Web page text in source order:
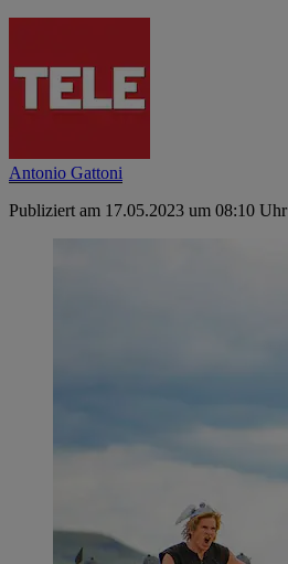
Antonio Gattoni
Publiziert am 17.05.2023 um 08:10 Uhr